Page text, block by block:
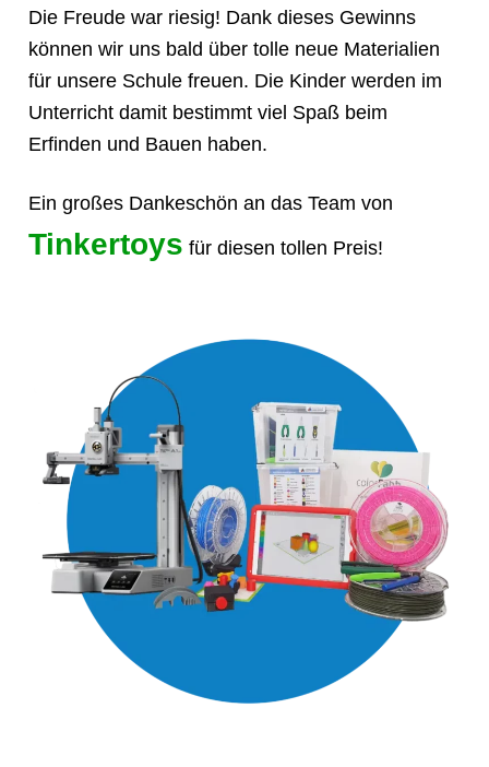
Die Freude war riesig! Dank dieses Gewinns
können wir uns bald über tolle neue Materialien
für unsere Schule freuen. Die Kinder werden im
Unterricht damit bestimmt viel Spaß beim
Erfinden und Bauen haben.
Ein großes Dankeschön an das Team von
Tinkertoys für diesen tollen Preis!